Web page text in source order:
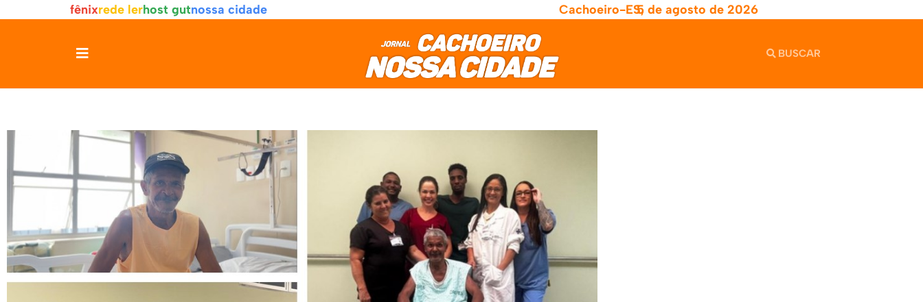
fênixrede lerhost gutnossa cidade Cachoeiro-ES,5 de agosto de 2026